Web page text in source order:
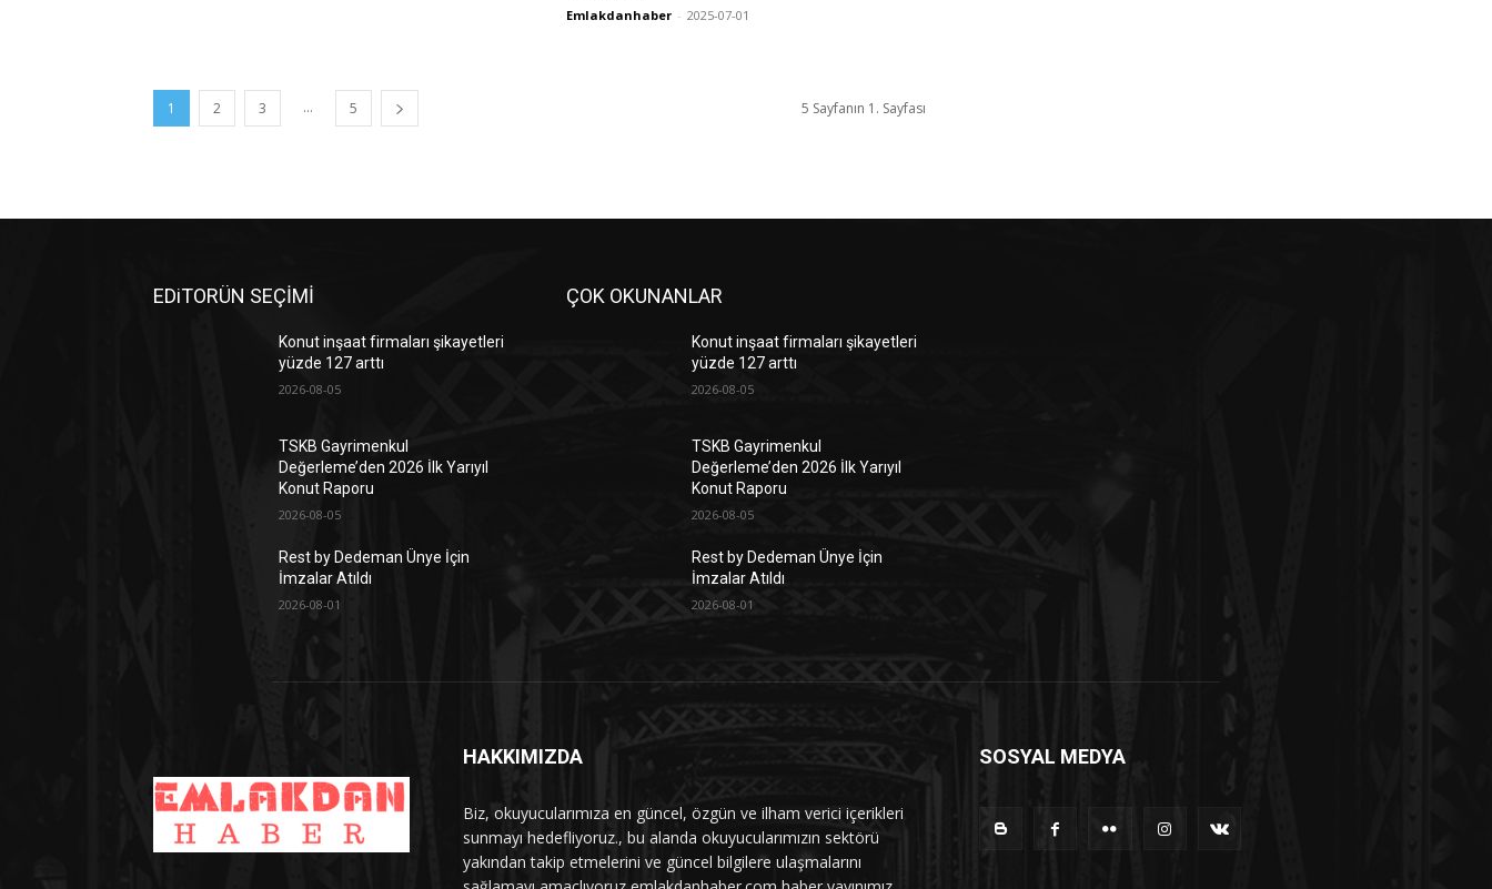
Emlakdanhaber - 2025-07-01
1 2 3 ... 5 5 Sayfanın 1. Sayfası
EDiTORÜN SEÇİMİ
Konut inşaat firmaları şikayetleri
yüzde 127 arttı
2026-08-05
TSKB Gayrimenkul
Değerleme’den 2026 İlk Yarıyıl
Konut Raporu
2026-08-05
Rest by Dedeman Ünye İçin
İmzalar Atıldı
2026-08-01
ÇOK OKUNANLAR
Konut inşaat firmaları şikayetleri
yüzde 127 arttı
2026-08-05
TSKB Gayrimenkul
Değerleme’den 2026 İlk Yarıyıl
Konut Raporu
2026-08-05
Rest by Dedeman Ünye İçin
İmzalar Atıldı
2026-08-01
HAKKIMIZDA
Biz, okuyucularımıza en güncel, özgün ve ilham verici içerikleri
sunmayı hedefliyoruz., bu alanda okuyucularımızın sektörü
yakından takip etmelerini ve güncel bilgilere ulaşmalarını
SOSYAL MEDYA